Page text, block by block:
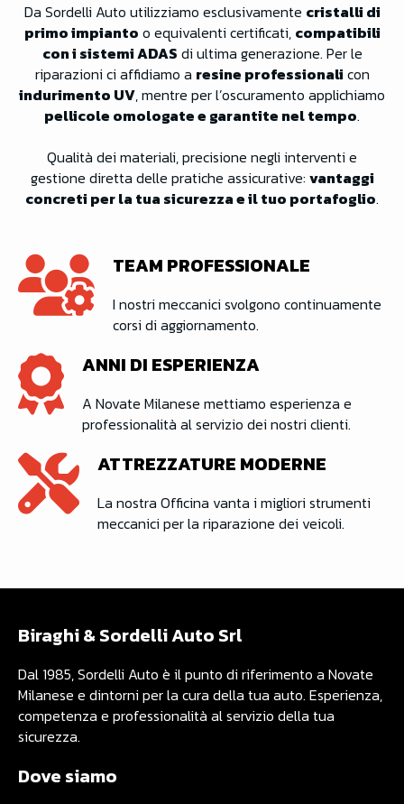
Da Sordelli Auto utilizziamo esclusivamente cristalli di
primo impianto o equivalenti certificati, compatibili
con i sistemi ADAS di ultima generazione. Per le
riparazioni ci affidiamo a resine professionali con
indurimento UV, mentre per l’oscuramento applichiamo
pellicole omologate e garantite nel tempo.
Qualità dei materiali, precisione negli interventi e
gestione diretta delle pratiche assicurative: vantaggi
concreti per la tua sicurezza e il tuo portafoglio.
TEAM PROFESSIONALE
I nostri meccanici svolgono continuamente
corsi di aggiornamento.
ANNI DI ESPERIENZA
A Novate Milanese mettiamo esperienza e
professionalità al servizio dei nostri clienti.
ATTREZZATURE MODERNE
La nostra Officina vanta i migliori strumenti
meccanici per la riparazione dei veicoli.
Biraghi & Sordelli Auto Srl
Dal 1985, Sordelli Auto è il punto di riferimento a Novate
Milanese e dintorni per la cura della tua auto. Esperienza,
competenza e professionalità al servizio della tua
sicurezza.
Dove siamo